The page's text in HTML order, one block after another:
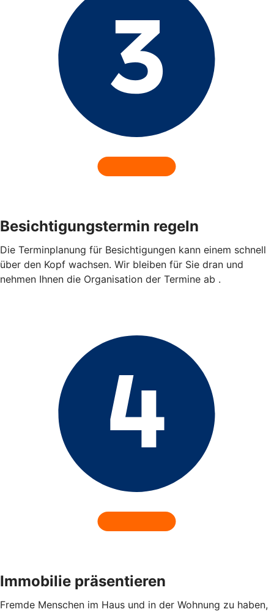
Besichtigungstermin regeln
Die Terminplanung für Besichtigungen kann einem schnell
über den Kopf wachsen. Wir bleiben für Sie dran und
nehmen Ihnen die Organisation der Termine ab .
Immobilie präsentieren
Fremde Menschen im Haus und in der Wohnung zu haben,